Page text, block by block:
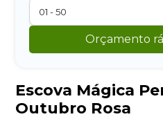
Orçamento
Escova Mágica
Outubro Rosa